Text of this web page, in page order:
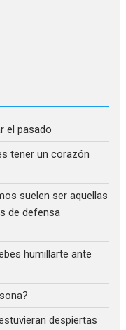
el pasado
tener un corazón
suelen ser aquellas
de defensa
humillarte ante
despiertas